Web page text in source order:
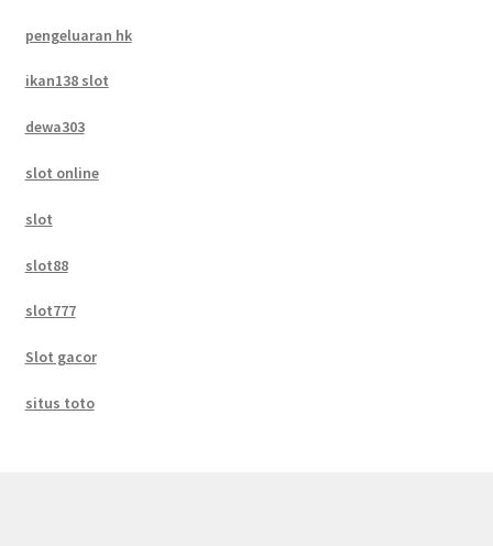
pengeluaran hk
ikan138 slot
dewa303
slot online
slot
slot88
slot777
Slot gacor
situs toto